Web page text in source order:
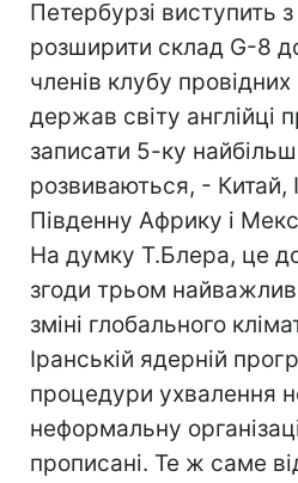
Петербурзі виступить з
розширити склад G-8
членів клубу
держав світу англійці
записати 5-ку
розвиваються, - Китай,
Південну Африку і
На думку Т.Блера, це
згоди трьом
зміні глобального
Іранській ядерній
процедури ухвалення
неформальну
прописані. Те ж саме